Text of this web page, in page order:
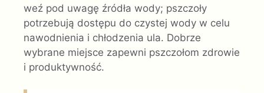
weź pod uwagę źródła wody; pszczoły
potrzebują dostępu do czystej wody w celu
nawodnienia i chłodzenia ula. Dobrze
wybrane miejsce zapewni pszczołom zdrowie
i produktywność.